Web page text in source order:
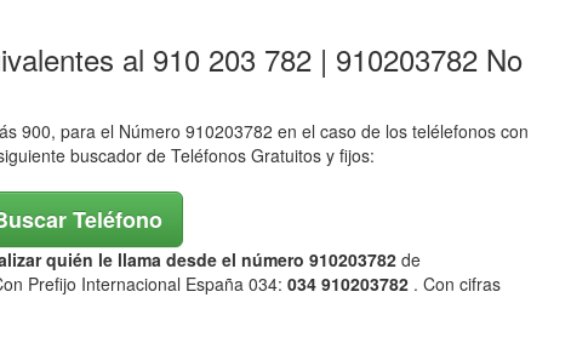
al 910 203 782 | 910203782 No
900, para el Número 910203782 en el caso de los telélefonos con
buscador de Teléfonos Gratuitos y fijos:
Teléfono
quién le llama desde el número 910203782 de
Prefijo Internacional España 034: 034 910203782 . Con cifras